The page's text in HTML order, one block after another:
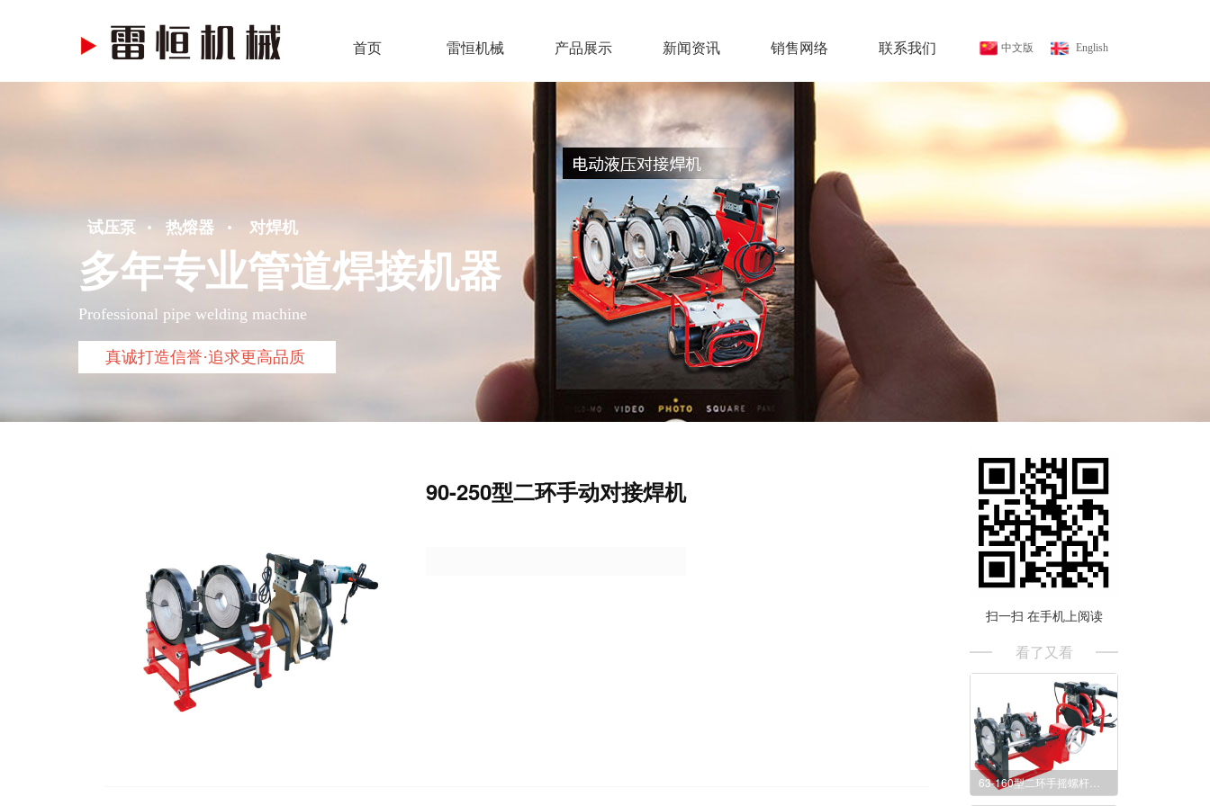
首页 雷恒机械 产品展示 新闻资讯 销售网络 联系我们 中文版 English
试压泵 · 热熔器 · 对焊机
多年专业管道焊接机器
Professional pipe welding machine
真诚打造信誉·追求更高品质
90-250型二环手动对接焊机
扫一扫 在手机上阅读
看了又看